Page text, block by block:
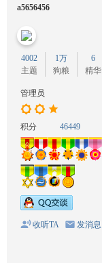
a5656456
4002
主题
1万
狗粮
6
精华
管理员
积分 46449
收听TA 发消息